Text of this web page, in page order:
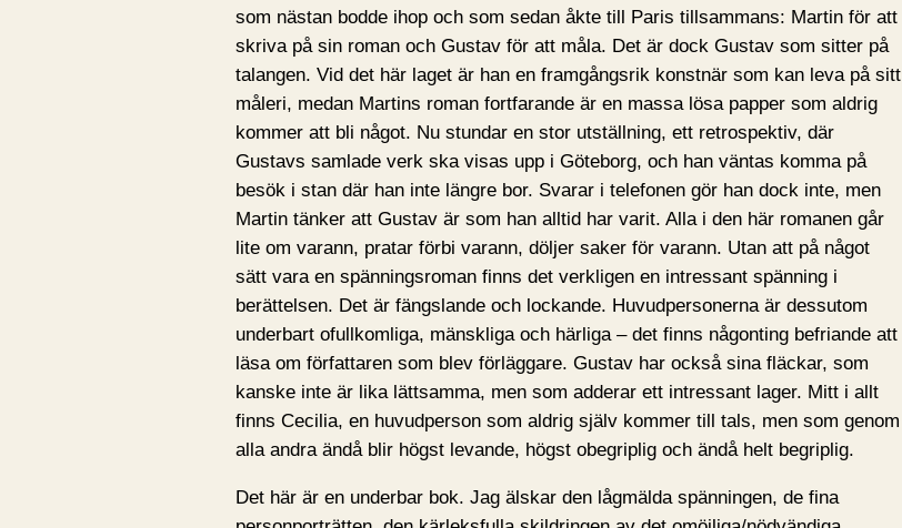
som nästan bodde ihop och som sedan åkte till Paris tillsammans: Martin för att
skriva på sin roman och Gustav för att måla. Det är dock Gustav som sitter på
talangen. Vid det här laget är han en framgångsrik konstnär som kan leva på sitt
måleri, medan Martins roman fortfarande är en massa lösa papper som aldrig
kommer att bli något. Nu stundar en stor utställning, ett retrospektiv, där
Gustavs samlade verk ska visas upp i Göteborg, och han väntas komma på
besök i stan där han inte längre bor. Svarar i telefonen gör han dock inte, men
Martin tänker att Gustav är som han alltid har varit. Alla i den här romanen går
lite om varann, pratar förbi varann, döljer saker för varann. Utan att på något
sätt vara en spänningsroman finns det verkligen en intressant spänning i
berättelsen. Det är fängslande och lockande. Huvudpersonerna är dessutom
underbart ofullkomliga, mänskliga och härliga – det finns någonting befriande att
läsa om författaren som blev förläggare. Gustav har också sina fläckar, som
kanske inte är lika lättsamma, men som adderar ett intressant lager. Mitt i allt
finns Cecilia, en huvudperson som aldrig själv kommer till tals, men som genom
alla andra ändå blir högst levande, högst obegriplig och ändå helt begriplig.
Det här är en underbar bok. Jag älskar den lågmälda spänningen, de fina